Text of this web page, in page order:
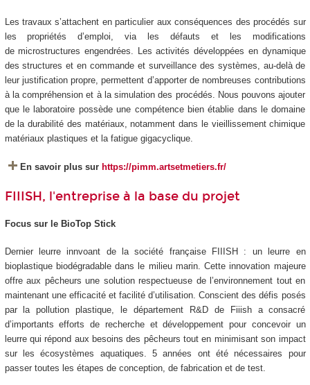
Les travaux s’attachent en particulier aux conséquences des procédés sur
les propriétés d’emploi, via les défauts et les modifications
de microstructures engendrées. Les activités développées en dynamique
des structures et en commande et surveillance des systèmes, au-delà de
leur justification propre, permettent d’apporter de nombreuses contributions
à la compréhension et à la simulation des procédés. Nous pouvons ajouter
que le laboratoire possède une compétence bien établie dans le domaine
de la durabilité des matériaux, notamment dans le vieillissement chimique
matériaux plastiques et la fatigue gigacyclique.
En savoir plus sur https://pimm.artsetmetiers.fr/
FIIISH, l'entreprise à la base du projet
Focus sur le BioTop Stick
Dernier leurre innvoant de la société française FIIISH : un leurre en
bioplastique biodégradable dans le milieu marin. Cette innovation majeure
offre aux pêcheurs une solution respectueuse de l’environnement tout en
maintenant une efficacité et facilité d’utilisation. Conscient des défis posés
par la pollution plastique, le département R&D de Fiiish a consacré
d’importants efforts de recherche et développement pour concevoir un
leurre qui répond aux besoins des pêcheurs tout en minimisant son impact
sur les écosystèmes aquatiques. 5 années ont été nécessaires pour
passer toutes les étapes de conception, de fabrication et de test.